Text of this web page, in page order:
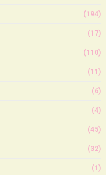
(194)
(17)
(110)
(11)
(6)
(4)
(45)
(32)
(1)